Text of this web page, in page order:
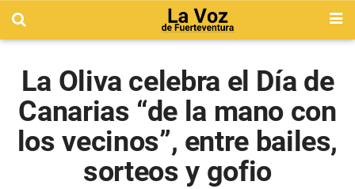
La Oliva celebra el Día de
Canarias “de la mano con
los vecinos”, entre bailes,
sorteos y gofio